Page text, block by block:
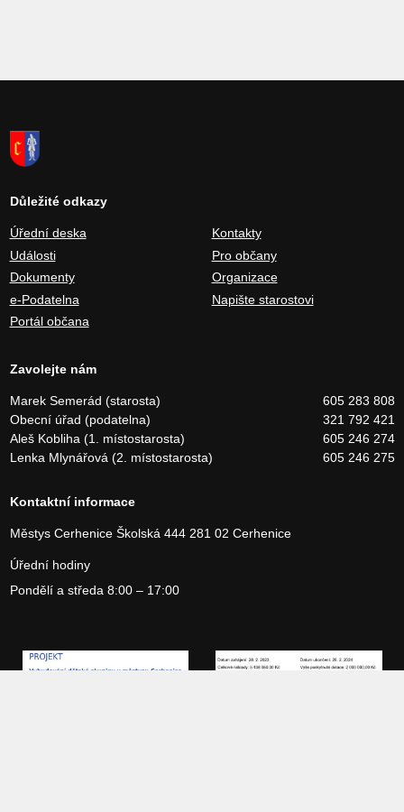
Důležité odkazy
Úřední deska
Události
Dokumenty
e-Podatelna
Portál občana
Kontakty
Pro občany
Organizace
Napište starostovi
Zavolejte nám
Marek Semerád (starosta)
605 283 808
Obecní úřad (podatelna)
321 792 421
Aleš Kobliha (1. místostarosta)
605 246 274
Lenka Mlynářová (2. místostarosta)
605 246 275
Kontaktní informace
Městys CerheniceŠkolská 444281 02 Cerhenice
Úřední hodiny
Pondělí a středa 8:00 – 17:00